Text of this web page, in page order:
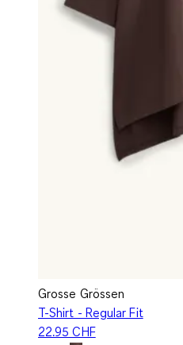
Grosse Grössen
T-Shirt - Regular Fit
22.95 CHF